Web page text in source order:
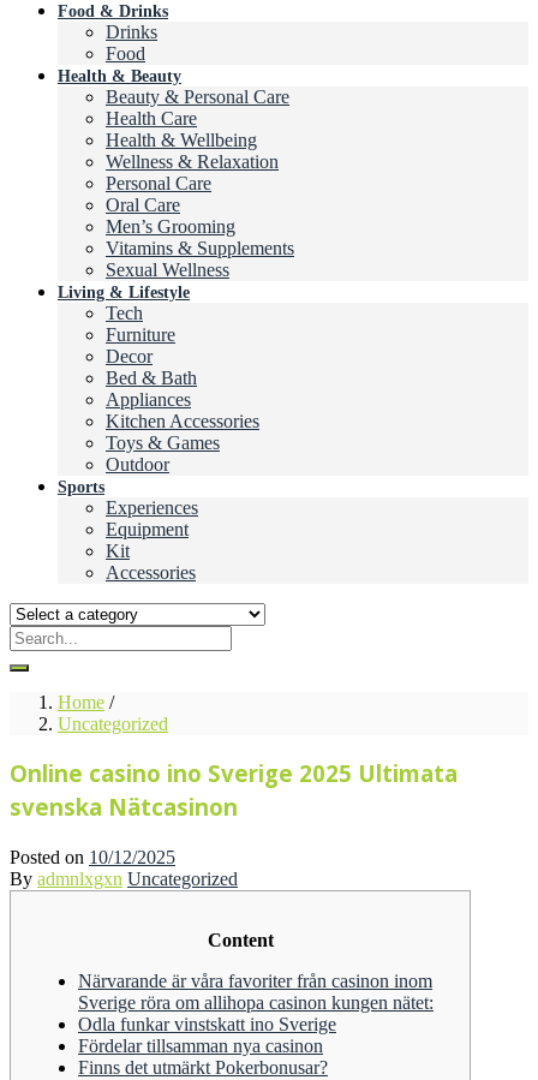
Food & Drinks
Drinks
Food
Health & Beauty
Beauty & Personal Care
Health Care
Health & Wellbeing
Wellness & Relaxation
Personal Care
Oral Care
Men’s Grooming
Vitamins & Supplements
Sexual Wellness
Living & Lifestyle
Tech
Furniture
Decor
Bed & Bath
Appliances
Kitchen Accessories
Toys & Games
Outdoor
Sports
Experiences
Equipment
Kit
Accessories
Home /
Uncategorized
Online casino ino Sverige 2025 Ultimata
svenska Nätcasinon
Posted on 10/12/2025
By admnlxgxn Uncategorized
Content
Närvarande är våra favoriter från casinon inom
Sverige röra om allihopa casinon kungen nätet:
Odla funkar vinstskatt ino Sverige
Fördelar tillsamman nya casinon
Finns det utmärkt Pokerbonusar?